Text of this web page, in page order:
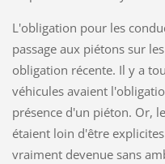
L'obligation pour les
passage aux piétons sur
obligation récente. Il y a
véhicules avaient
présence d'un piéton. Or,
étaient loin d'être
vraiment devenue sans